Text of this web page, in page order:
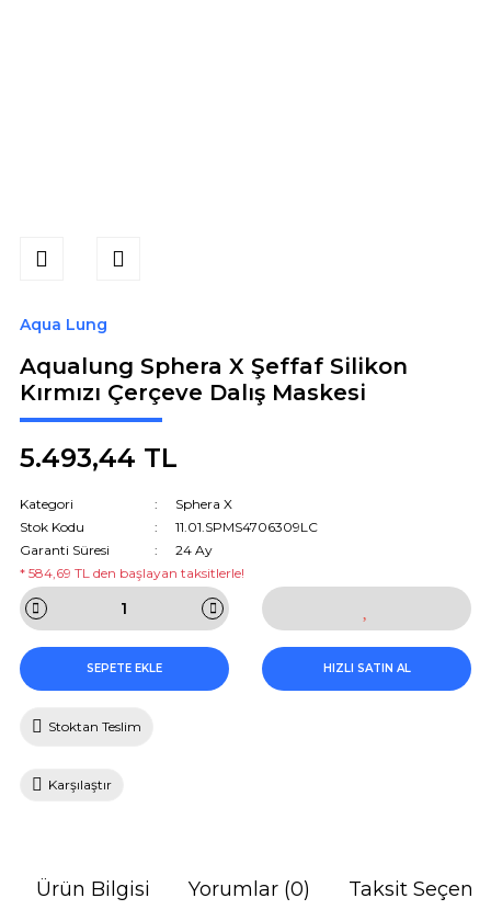
Aqua Lung
Aqualung Sphera X Şeffaf Silikon
Kırmızı Çerçeve Dalış Maskesi
5.493,44 TL
Kategori
Sphera X
Stok Kodu
11.01.SPMS4706309LC
Garanti Süresi
24 Ay
* 584,69 TL den başlayan taksitlerle!
SEPETE EKLE HIZLI SATIN AL
Stoktan Teslim
Karşılaştır
Ürün Bilgisi Yorumlar (0) Taksit